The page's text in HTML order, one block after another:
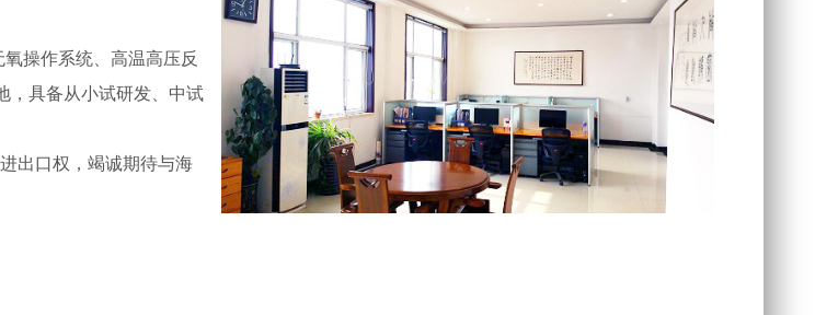
操作系统、高温高压反
，具备从小试研发、中试
出口权，竭诚期待与海